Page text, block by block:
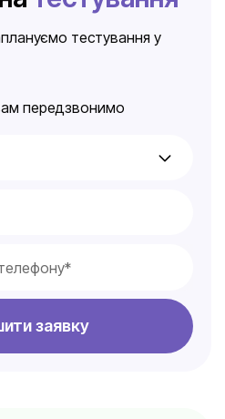
тестування у
передзвонимо
заявку